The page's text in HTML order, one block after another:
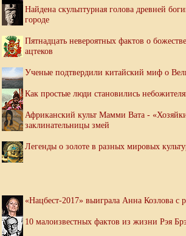
Найдена скульптурная голова древней
городе
Пятнадцать невероятных фактов о
ацтеков
Ученые подтвердили китайский миф о
Как простые люди становились
Африканский культ Мамми Вата -
заклинательницы змей
Легенды о золоте в разных мировых
«Нацбест-2017» выиграла Анна Козлова с
10 малоизвестных фактов из жизни Рэя